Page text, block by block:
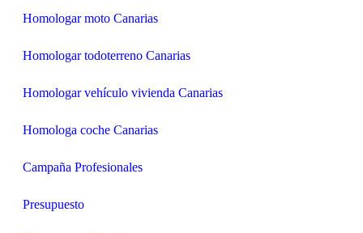
Homologar moto Canarias
Homologar todoterreno Canarias
Homologar vehículo vivienda Canarias
Homologa coche Canarias
Campaña Profesionales
Presupuesto